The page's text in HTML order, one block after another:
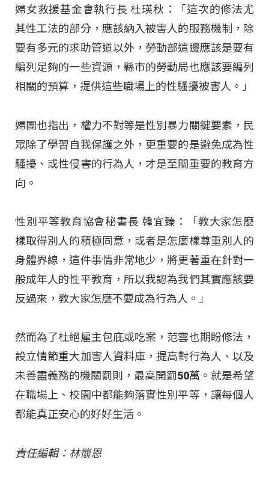
婦女救援基金會執行長 杜瑛秋：「這次的修法尤
其性工法的部分，應該納入被害人的服務機制，除
要有多元的求助管道以外，勞動部這邊應該是要有
編列足夠的一些資源，縣市的勞動局也應該要編列
相關的預算，提供這些職場上的性騷擾被害人。」
婦團也指出，權力不對等是性別暴力關鍵要素，民
眾除了學習自我保護之外，更重要的是避免成為性
騷擾、或性侵害的行為人，才是至關重要的教育方
向。
性別平等教育協會秘書長 韓宜臻：「教大家怎麼
樣取得別人的積極同意，或者是怎麼樣尊重別人的
身體界線，這件事情非常地少，將更著重在針對一
般成年人的性平教育，所以我認為我們其實應該要
反過來，教大家怎麼不要成為行為人。」
然而為了杜絕雇主包庇或吃案，范雲也期盼修法，
設立情節重大加害人資料庫，提高對行為人、以及
未善盡義務的機關罰則，最高開罰50萬。就是希望
在職場上、校園中都能夠落實性別平等，讓每個人
都能真正安心的好好生活。
責任編輯：林懷恩